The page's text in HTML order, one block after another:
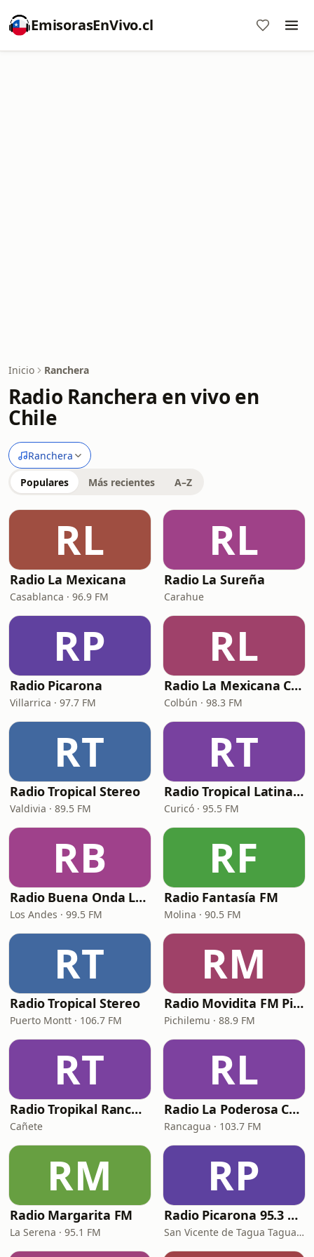
EmisorasEnVivo.cl
Inicio Ranchera
Radio Ranchera en vivo en
Chile
Ranchera
Populares Más recientes A–Z
RL
Radio La Mexicana
Casablanca · 96.9 FM
RL
Radio La Sureña
Carahue
RP
Radio Picarona
Villarrica · 97.7 FM
RL
Radio La Mexicana Colbún
Colbún · 98.3 FM
RT
Radio Tropical Stereo
Valdivia · 89.5 FM
RT
Radio Tropical Latina (RTL)
Curicó · 95.5 FM
RB
Radio Buena Onda Los Andes
Los Andes · 99.5 FM
RF
Radio Fantasía FM
Molina · 90.5 FM
RT
Radio Tropical Stereo
Puerto Montt · 106.7 FM
RM
Radio Movidita FM Pichilemu
Pichilemu · 88.9 FM
RT
Radio Tropikal Rancheras
Cañete
RL
Radio La Poderosa Chile
Rancagua · 103.7 FM
RM
Radio Margarita FM
La Serena · 95.1 FM
RP
Radio Picarona 95.3 FM
San Vicente de Tagua Tagua · 95.3 FM